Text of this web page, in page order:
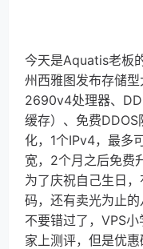
今天是Aquatis老板
州西雅图发布存储
2690v4处理器、
缓存）、免费
化，1个IPv4，最多
宽，2个月之后免费
为了庆祝自己生日
码，还有卖光为止
不要错过了，VPS
家上测评，但是优